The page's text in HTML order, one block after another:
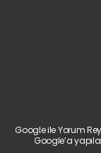
Google ile Yorum
Google’a